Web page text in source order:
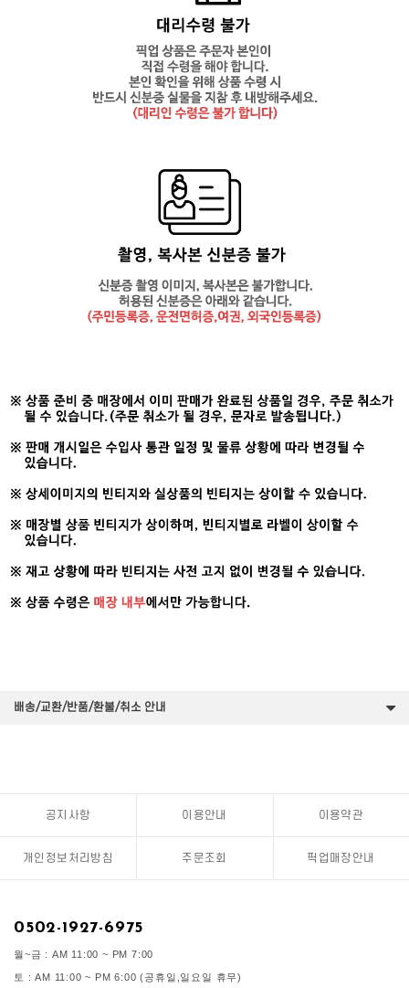
배송/교환/반품/환불/취소 안내
공지사항 이용안내 이용약관
개인정보처리방침 주문조회 픽업매장안내
0502-1927-6975
월~금 : AM 11:00 ~ PM 7:00
토 : AM 11:00 ~ PM 6:00 (공휴일,일요일 휴무)